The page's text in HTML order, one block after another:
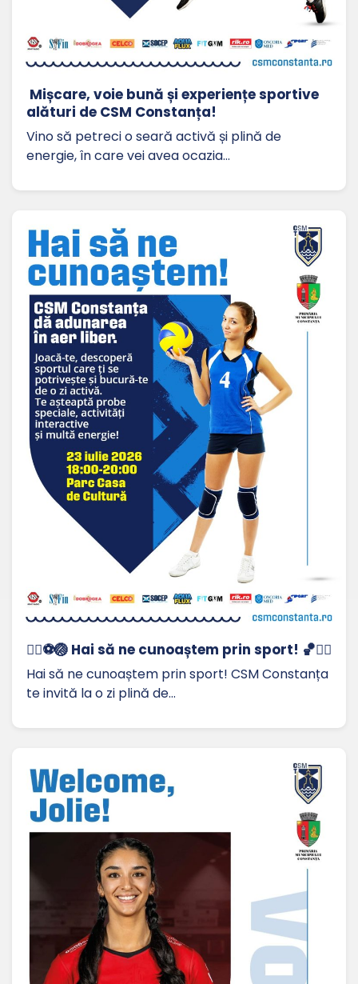
Mișcare, voie bună și experiențe sportive
alături de CSM Constanța!
Vino să petreci o seară activă și plină de
energie, în care vei avea ocazia…
🏃‍♀️⚽🏐 Hai să ne cunoaștem prin sport! 🏀🤸‍♂️
Hai să ne cunoaștem prin sport! CSM Constanța
te invită la o zi plină de…